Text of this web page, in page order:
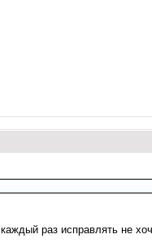
раз исправлять не